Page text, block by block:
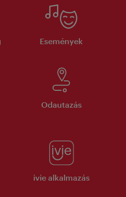
Események
Odautazás
ivie alkalmazás